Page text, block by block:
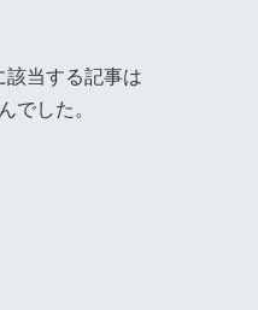
当する記事は
でした。